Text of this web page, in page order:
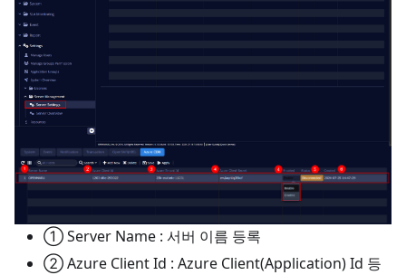
① Server Name : 서버 이름 등록
② Azure Client Id : Azure Client(Application) Id 등